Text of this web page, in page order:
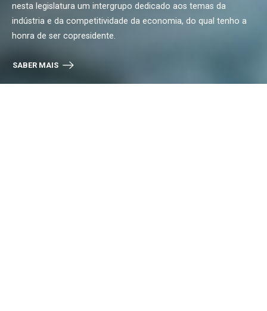
nesta legislatura um intergrupo dedicado aos temas da
indústria e da competitividade da economia, do qual tenho a
honra de ser copresidente.
SABER MAIS